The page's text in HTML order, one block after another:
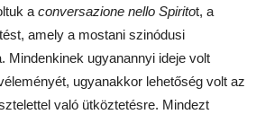
a conversazione nello Spiritot, a
amely a mostani szinódusi
Mindenkinek ugyanannyi ideje volt
ugyanakkor lehetőség volt az
való ütköztetésre. Mindezt